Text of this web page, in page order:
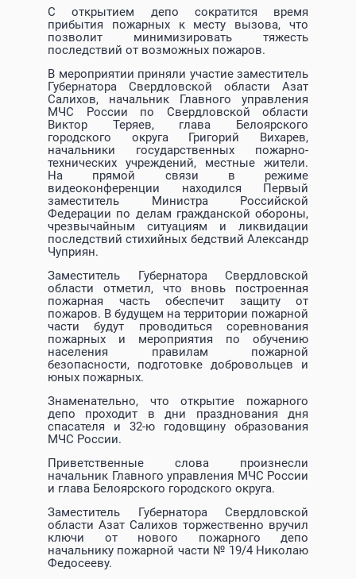
С открытием депо сократится время
прибытия пожарных к месту вызова, что
позволит минимизировать тяжесть
последствий от возможных пожаров.
В мероприятии приняли участие заместитель
Губернатора Свердловской области Азат
Салихов, начальник Главного управления
МЧС России по Свердловской области
Виктор Теряев, глава Белоярского
городского округа Григорий Вихарев,
начальники государственных пожарно-
технических учреждений, местные жители.
На прямой связи в режиме
видеоконференции находился Первый
заместитель Министра Российской
Федерации по делам гражданской обороны,
чрезвычайным ситуациям и ликвидации
последствий стихийных бедствий Александр
Чуприян.
Заместитель Губернатора Свердловской
области отметил, что вновь построенная
пожарная часть обеспечит защиту от
пожаров. В будущем на территории пожарной
части будут проводиться соревнования
пожарных и мероприятия по обучению
населения правилам пожарной
безопасности, подготовке добровольцев и
юных пожарных.
Знаменательно, что открытие пожарного
депо проходит в дни празднования дня
спасателя и 32-ю годовщину образования
МЧС России.
Приветственные слова произнесли
начальник Главного управления МЧС России
и глава Белоярского городского округа.
Заместитель Губернатора Свердловской
области Азат Салихов торжественно вручил
ключи от нового пожарного депо
начальнику пожарной части № 19/4 Николаю
Федосееву.